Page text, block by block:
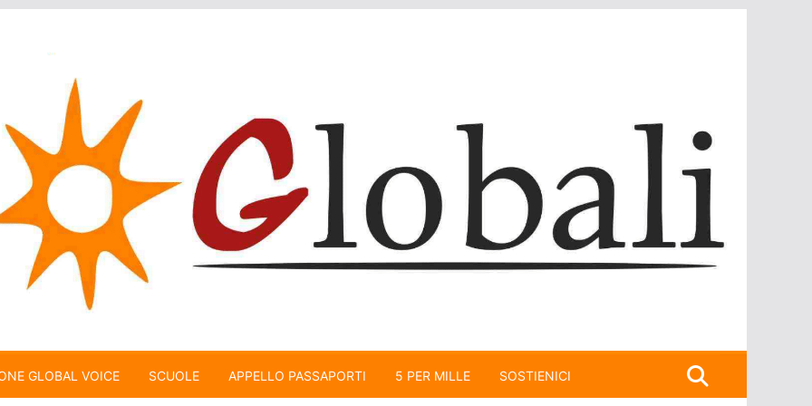
GLOBAL VOICE SCUOLE APPELLO PASSAPORTI 5 PER MILLE SOSTIENICI